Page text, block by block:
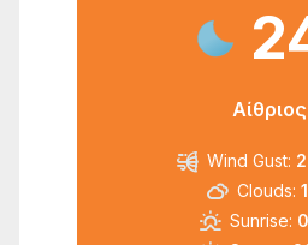
Αίθριος
Wind Gust:
Clouds:
Sunrise: